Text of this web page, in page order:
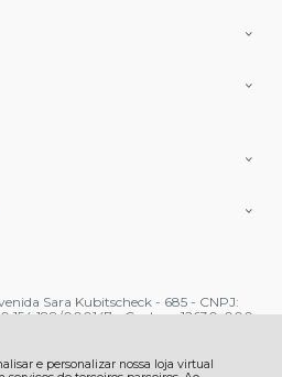
e personalizar nossa loja virtual
Sara Kubitscheck - 685 - CNPJ:
000147 - Centro - 12630-000 -
Artigos Religiosos - 2026